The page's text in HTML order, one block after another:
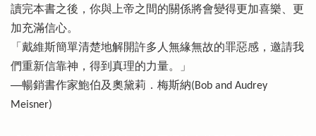
讀完本書之後，你與上帝之間的關係將會變得更加喜樂、更
加充滿信心。
「戴維斯簡單清楚地解開許多人無緣無故的罪惡感，邀請我
們重新信靠神，得到真理的力量。」
──暢銷書作家鮑伯及奧黛莉．梅斯納(Bob and Audrey
Meisner)